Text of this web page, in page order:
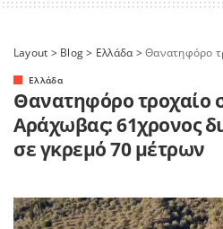
Layout > Blog> Ελλάδα>Θανατηφόρο τροχαίο στη
Ελλάδα
Θανατηφόρο τροχαίο
Αράχωβας: 61χρονος
σε γκρεμό 70 μέτρων